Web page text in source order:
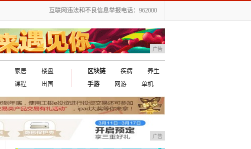
互联网违法和不良信息举报电话：962000
广告
家居
楼盘
课程 出国
区块链 疾病
养生
手游
网游 单机
广告